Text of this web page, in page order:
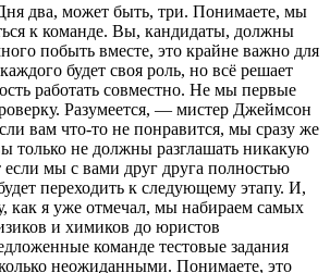
два, может быть, три. Понимаете, мы
к команде. Вы, кандидаты, должны
побыть вместе, это крайне важно для
будет своя роль, но всё решает
работать совместно. Не мы первые
Разумеется, — мистер Джеймсон
вам что-то не понравится, мы сразу же
только не должны разглашать никакую
мы с вами друг друга полностью
переходить к следующему этапу. И,
как я уже отмечал, мы набираем самых
и химиков до юристов
команде тестовые задания
неожиданными. Понимаете, это